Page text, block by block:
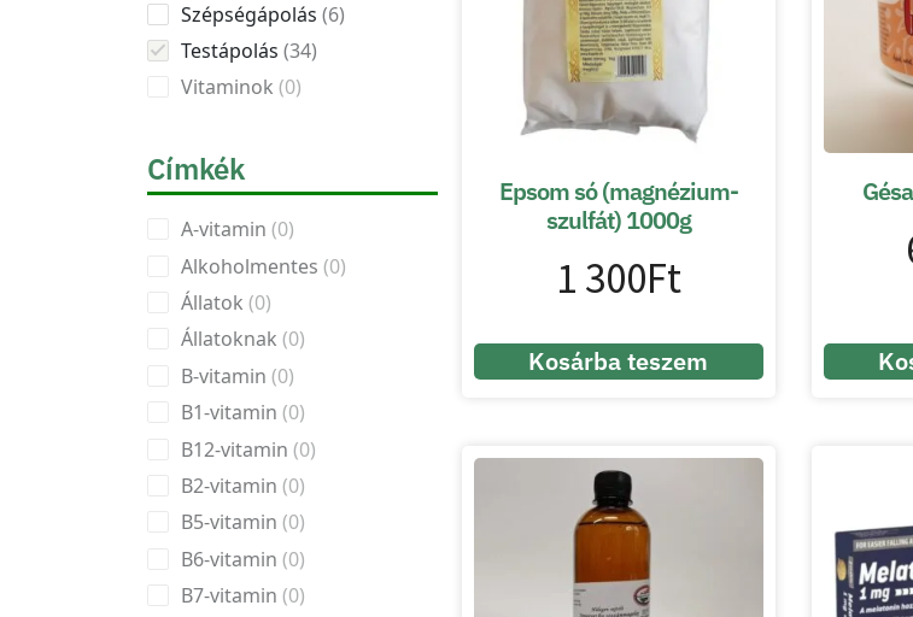
Szépségápolás 6
Testápolás 34
Vitaminok 0
Címkék
A-vitamin 0
Alkoholmentes 0
Állatok 0
Állatoknak 0
B-vitamin 0
B1-vitamin 0
B12-vitamin 0
B2-vitamin 0
B5-vitamin 0
B6-vitamin 0
B7-vitamin 0
Epsom só (magnézium-
szulfát) 1000g
1 300Ft
Kosárba teszem